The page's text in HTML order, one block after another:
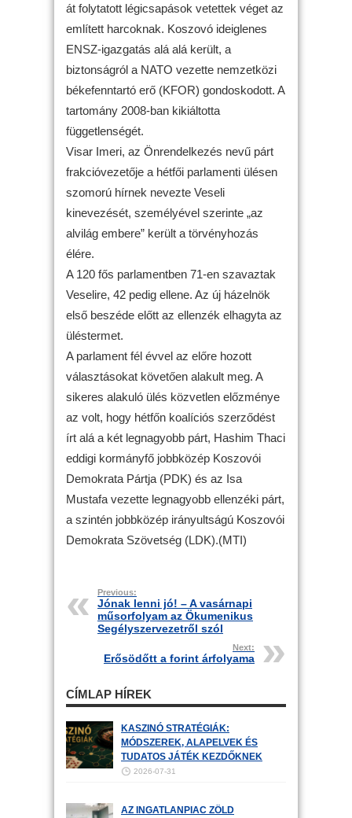
át folytatott légicsapások vetettek véget az
említett harcoknak. Koszovó ideiglenes
ENSZ-igazgatás alá alá került, a
biztonságról a NATO vezette nemzetközi
békefenntartó erő (KFOR) gondoskodott. A
tartomány 2008-ban kikiáltotta
függetlenségét.
Visar Imeri, az Önrendelkezés nevű párt
frakcióvezetője a hétfői parlamenti ülésen
szomorú hírnek nevezte Veseli
kinevezését, személyével szerinte „az
alvilág embere” került a törvényhozás
élére.
A 120 fős parlamentben 71-en szavaztak
Veselire, 42 pedig ellene. Az új házelnök
első beszéde előtt az ellenzék elhagyta az
üléstermet.
A parlament fél évvel az előre hozott
választásokat követően alakult meg. A
sikeres alakuló ülés közvetlen előzménye
az volt, hogy hétfőn koalíciós szerződést
írt alá a két legnagyobb párt, Hashim Thaci
eddigi kormányfő jobbközép Koszovói
Demokrata Pártja (PDK) és az Isa
Mustafa vezette legnagyobb ellenzéki párt,
a szintén jobbközép irányultságú Koszovói
Demokrata Szövetség (LDK).(MTI)
Previous:
Jónak lenni jó! – A vasárnapi
műsorfolyam az Ökumenikus
Segélyszervezetről szól
Next:
Erősödőtt a forint árfolyama
CÍMLAP HÍREK
KASZINÓ STRATÉGIÁK:
MÓDSZEREK, ALAPELVEK ÉS
TUDATOS JÁTÉK KEZDŐKNEK
2026-07-31
AZ INGATLANPIAC ZÖLD